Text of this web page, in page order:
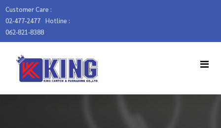
Customer Care :
02-477-2477
Hotline :
062-821-8388